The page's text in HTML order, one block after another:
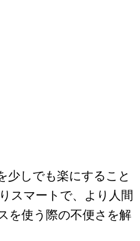
少しでも楽にすること
スマートで、より人間
を使う際の不便さを解